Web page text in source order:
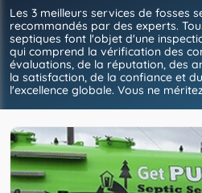
Les 3 meilleurs services de fosses
recommandés par des experts.
septiques font l'objet d'une
qui comprend la vérification des
évaluations, de la réputation, des
la satisfaction, de la confiance et
l'excellence globale. Vous ne